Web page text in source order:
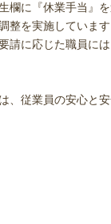
欄に『休業手当』
整を実施していま
請に応じた職員に
、従業員の安心と